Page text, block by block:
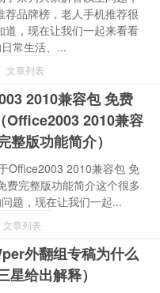
荐品牌榜，老人手机推荐很
道，现在让我们一起来看看
常生活、...
文章列表
2010兼容包 免费
Office2003 2010兼容
整版功能简介）
Office2003 2010兼容包 免
费完整版功能简介这个很多
题，现在让我们一起...
文章列表
外翻组专稿为什么
星给出解释）